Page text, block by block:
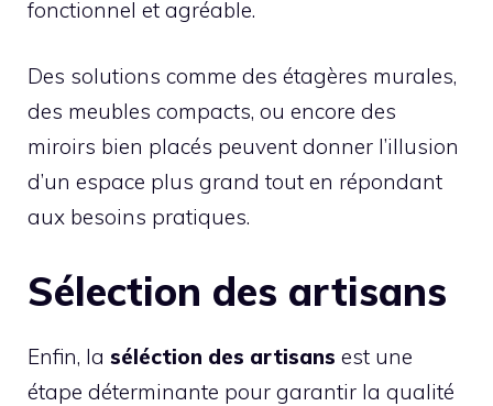
fonctionnel et agréable.
Des solutions comme des étagères murales,
des meubles compacts, ou encore des
miroirs bien placés peuvent donner l’illusion
d’un espace plus grand tout en répondant
aux besoins pratiques.
Sélection des artisans
Enfin, la séléction des artisans est une
étape déterminante pour garantir la qualité